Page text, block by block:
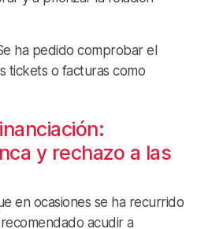
ha pedido comprobar el
tickets o facturas como
y rechazo a las
en ocasiones se ha recurrido
acudir a